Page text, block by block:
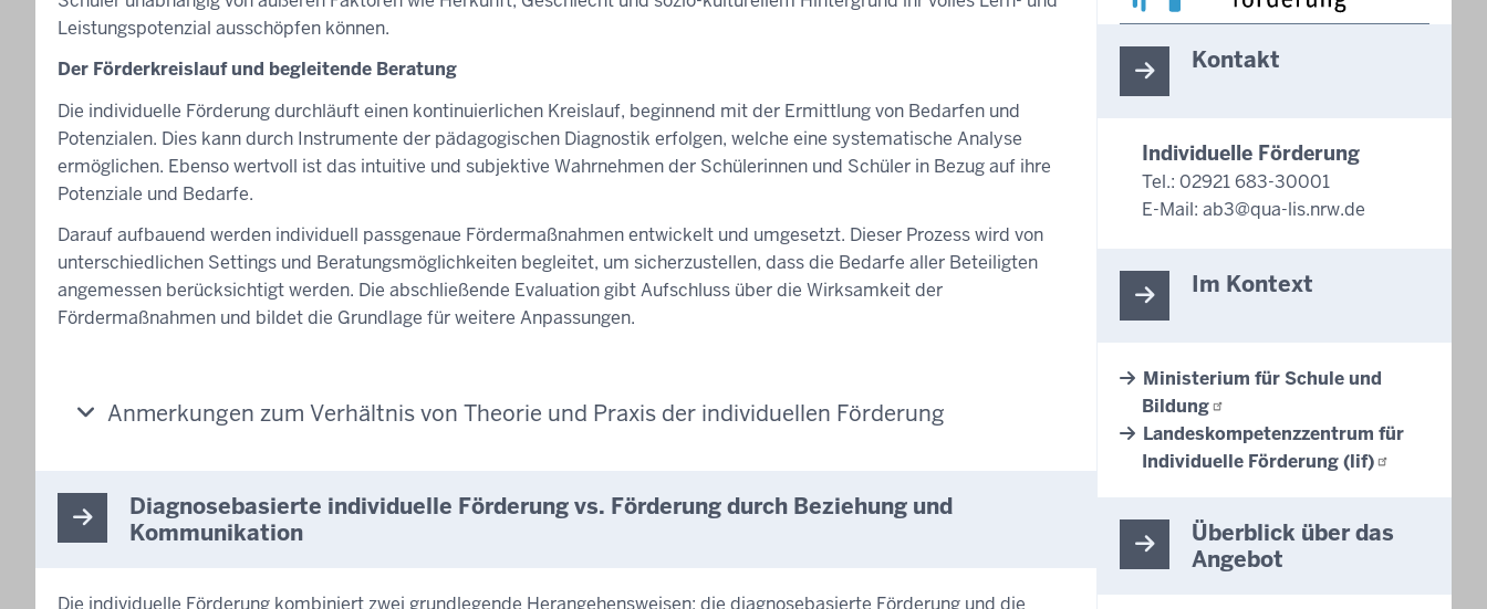
Leistungspotenzial ausschöpfen können.
Der Förderkreislauf und begleitende Beratung
Die individuelle Förderung durchläuft einen kontinuierlichen Kreislauf, beginnend mit der Ermittlung von Bedarfen und
Potenzialen. Dies kann durch Instrumente der pädagogischen Diagnostik erfolgen, welche eine systematische Analyse
ermöglichen. Ebenso wertvoll ist das intuitive und subjektive Wahrnehmen der Schülerinnen und Schüler in Bezug auf ihre
Potenziale und Bedarfe.
Darauf aufbauend werden individuell passgenaue Fördermaßnahmen entwickelt und umgesetzt. Dieser Prozess wird von
unterschiedlichen Settings und Beratungsmöglichkeiten begleitet, um sicherzustellen, dass die Bedarfe aller Beteiligten
angemessen berücksichtigt werden. Die abschließende Evaluation gibt Aufschluss über die Wirksamkeit der
Fördermaßnahmen und bildet die Grundlage für weitere Anpassungen.
Anmerkungen zum Verhältnis von Theorie und Praxis der individuellen Förderung
Diagnosebasierte individuelle Förderung vs. Förderung durch Beziehung und
Kommunikation
Die individuelle Förderung kombiniert zwei grundlegende Herangehensweisen: die diagnosebasierte Förderung und die
Kontakt
Individuelle Förderung
Tel.: 02921 683-30001
E-Mail: ab3@qua-lis.nrw.de
Im Kontext
Ministerium für Schule und
Bildung
Landeskompetenzzentrum für
Individuelle Förderung(lif)
Überblick über das
Angebot